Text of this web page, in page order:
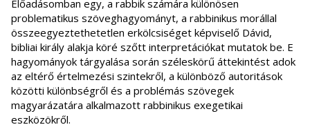
Előadásomban egy, a rabbik számára különösen
problematikus szöveghagyományt, a rabbinikus morállal
összeegyeztethetetlen erkölcsiséget képviselő Dávid,
bibliai király alakja köré szőtt interpretációkat mutatok be. E
hagyományok tárgyalása során széleskörű áttekintést adok
az eltérő értelmezési szintekről, a különböző autoritások
közötti különbségről és a problémás szövegek
magyarázatára alkalmazott rabbinikus exegetikai
eszközökről.